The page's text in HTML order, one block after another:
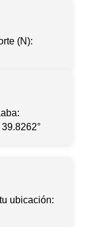
(N):
ubicación: